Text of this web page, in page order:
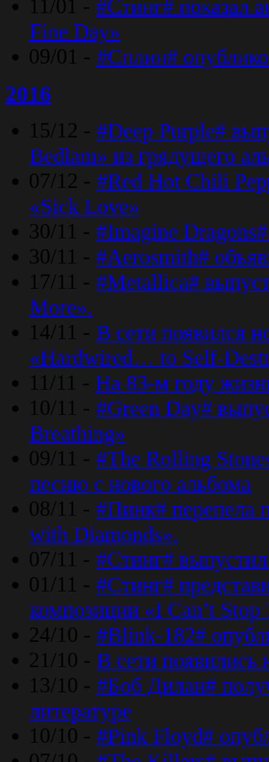
11/01 - #Стинг# показал
Fine Day»
09/01 - #Сплин#
2016
15/12 - #Deep Purple#
Bedlam» из грядущего
07/12 - #Red Hot Chili
«Sick Love»
30/11 - #Imagine
30/11 - #Aerosmith#
17/11 - #Metallica#
More».
14/11 - В сети появился
«Hardwired… to Self-
11/11 - На 83-м году
10/11 - #Green Day#
Breathing»
09/11 - #The Rolling
песню с нового альбома
08/11 - #Пинк# перепела
with Diamonds».
07/11 - #Стинг#
01/11 - #Стинг#
композиции «I Can’t
24/10 - #Blink-182#
21/10 - В сети появились
13/10 - #Боб Дилан#
литературе
10/10 - #Pink Floyd#